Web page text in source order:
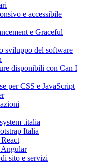
e accessibile
e Graceful
sviluppo del software
disponibili con Can I
per CSS e JavaScript
.italia
Italia
sito e servizi